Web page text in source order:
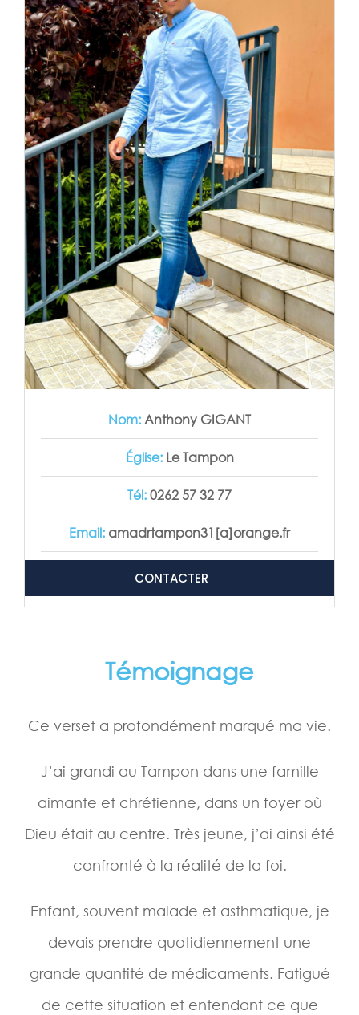
Nom: Anthony GIGANT
Église: Le Tampon
Tél:0262 57 32 77
Email: amadrtampon31[a]orange.fr
CONTACTER
Témoignage
Ce verset a profondément marqué ma vie.
J’ai grandi au Tampon dans une famille
aimante et chrétienne, dans un foyer où
Dieu était au centre. Très jeune, j’ai ainsi été
confronté à la réalité de la foi.
Enfant, souvent malade et asthmatique, je
devais prendre quotidiennement une
grande quantité de médicaments. Fatigué
de cette situation et entendant ce que